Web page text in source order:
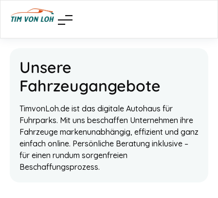
Unsere
Fahrzeugangebote
TimvonLoh.de ist das digitale Autohaus für
Fuhrparks. Mit uns beschaffen Unternehmen ihre
Fahrzeuge markenunabhängig, effizient und ganz
einfach online. Persönliche Beratung inklusive –
für einen rundum sorgenfreien
Beschaffungsprozess.